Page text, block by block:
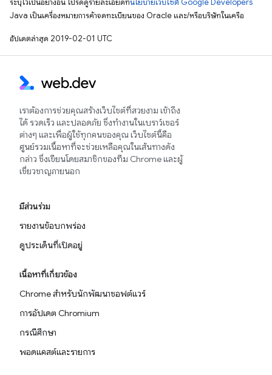
ระบุไว้เป็นอย่างอื่น โปรดดูรายละเอียดที่นโยบายเว็บไซต์ Google Developers
Java เป็นเครื่องหมายการค้าจดทะเบียนของ Oracle และ/หรือบริษัทในเครือ
อัปเดตล่าสุด 2019-02-01 UTC
เราต้องการช่วยคุณสร้างเว็บไซต์ที่สวยงาม เข้าถึง
ได้ รวดเร็ว และปลอดภัย ซึ่งทำงานในเบราว์เซอร์
ต่างๆ และเพื่อผู้ใช้ทุกคนของคุณ เว็บไซต์นี้คือ
ศูนย์รวมเนื้อหาที่จะช่วยเหลือคุณในเส้นทางดัง
กล่าว ซึ่งเขียนโดยสมาชิกของทีม Chrome และผู้
เชี่ยวชาญภายนอก
มีส่วนร่วม
รายงานข้อบกพร่อง
ดูประเด็นที่เปิดอยู่
เนื้อหาที่เกี่ยวข้อง
Chrome สำหรับนักพัฒนาซอฟต์แวร์
การอัปเดต Chromium
กรณีศึกษา
พอดแคสต์และรายการ